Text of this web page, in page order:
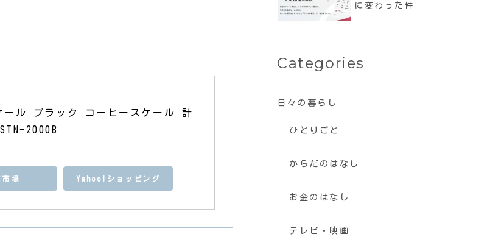
ール ブラック コーヒースケール 計
2000B
市場 Yahoo!ショッピング
に変わった件
Categories
日々の暮らし
ひとりごと
からだのはなし
お金のはなし
テレビ・映画